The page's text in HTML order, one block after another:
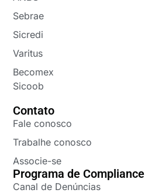
Sebrae
Sicredi
Varitus
Becomex
Sicoob
Contato
Fale conosco
Trabalhe conosco
Associe-se
Programa de Compliance
Canal de Denúncias